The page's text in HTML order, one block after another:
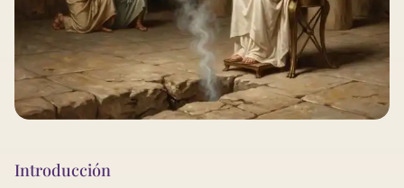
Introducción